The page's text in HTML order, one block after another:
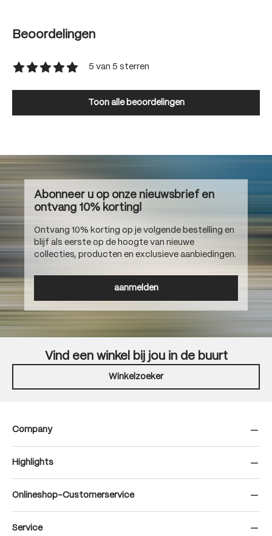
Beoordelingen
5 van 5 sterren
Toon alle beoordelingen
Abonneer u op onze nieuwsbrief en
ontvang 10% korting!
Ontvang 10% korting op je volgende bestelling en
blijf als eerste op de hoogte van nieuwe
collecties, producten en exclusieve aanbiedingen.
aanmelden
Vind een winkel bij jou in de buurt
Winkelzoeker
Company
Highlights
Onlineshop-Customerservice
Service